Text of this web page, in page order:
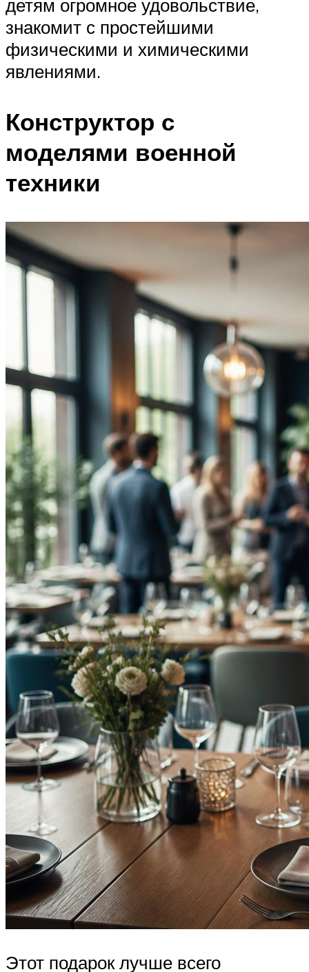
детям огромное удовольствие,
знакомит с простейшими
физическими и химическими
явлениями.
Конструктор с
моделями военной
техники
Этот подарок лучше всего